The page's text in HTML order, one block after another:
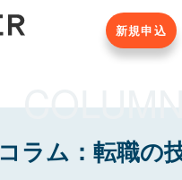
新規申込
コラム：転職の